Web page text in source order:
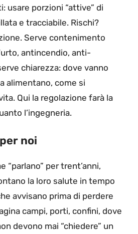
usare porzioni “attive” di
e tracciabile. Rischi?
Serve contenimento
antincendio, anti-
chiarezza: dove vanno
alimentano, come si
Qui la regolazione farà la
l’ingegneria.
noi
“parlano” per trent’anni,
la loro salute in tempo
avvisano prima di perdere
campi, porti, confini, dove
devono mai “chiedere” un